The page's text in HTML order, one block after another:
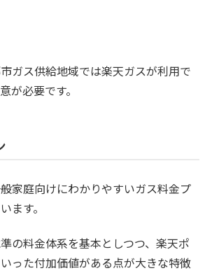
ガス供給地域では楽天ガスが利用で
が必要です。
家庭向けにわかりやすいガス料金プ
ます。
の料金体系を基本としつつ、楽天ポ
った付加価値がある点が大きな特徴